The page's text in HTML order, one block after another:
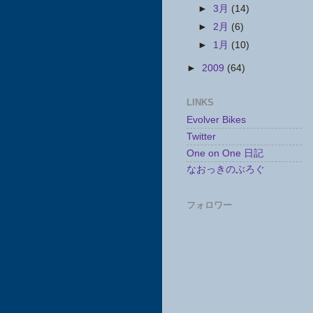
►3月 (14)
► 2月 (6)
► 1月 (10)
► 2009 (64)
LINKS
Evolver Bikes
Twitter
One on One 日記
なおっきのぶろぐ
フォロワー